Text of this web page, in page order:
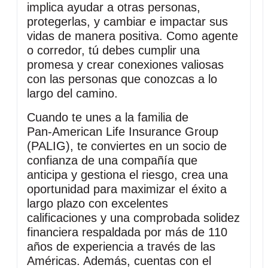
implica ayudar a otras personas,
protegerlas, y cambiar e impactar sus
vidas de manera positiva. Como agente
o corredor, tú debes cumplir una
promesa y crear conexiones valiosas
con las personas que conozcas a lo
largo del camino.
Cuando te unes a la familia de
Pan‑American Life Insurance Group
(PALIG), te conviertes en un socio de
confianza de una compañía que
anticipa y gestiona el riesgo, crea una
oportunidad para maximizar el éxito a
largo plazo con excelentes
calificaciones y una comprobada solidez
financiera respaldada por más de 110
años de experiencia a través de las
Américas. Además, cuentas con el